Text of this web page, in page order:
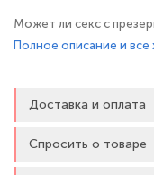
Может ли секс с
как без него? Да, ведь
максимально
партнеров. Новая
экономит бюджет и
Полное описание и все
Доставка и оплата
Спросить о товаре